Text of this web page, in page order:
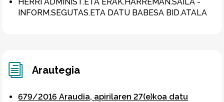
INFORM.SEGUTAS.ETA DATU BABESA BID.ATALA
Arautegia
679/2016 Araudia, apirilaren 27(e)koa datu